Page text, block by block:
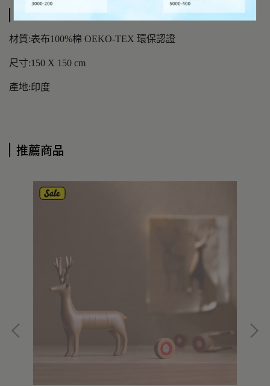
材質:表布100%棉 OEKO-TEX 環保認證
尺寸:150 X 150 cm
產地:印度
推薦商品